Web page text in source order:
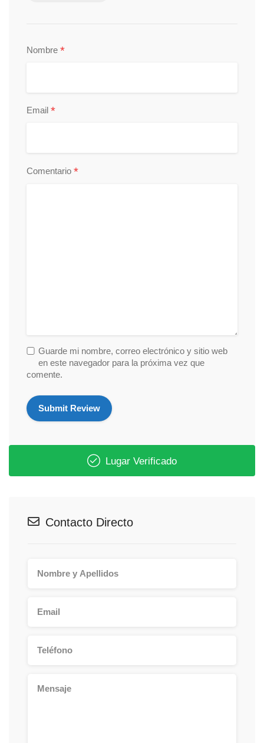
Nombre *
Email *
Comentario *
Guarde mi nombre, correo electrónico y sitio web
en este navegador para la próxima vez que
comente.
Lugar Verificado
Contacto Directo